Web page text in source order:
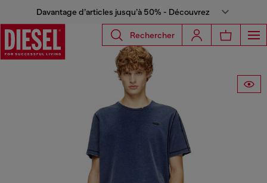
Davantage d’articles jusqu’à 50% - Découvrez
Rechercher